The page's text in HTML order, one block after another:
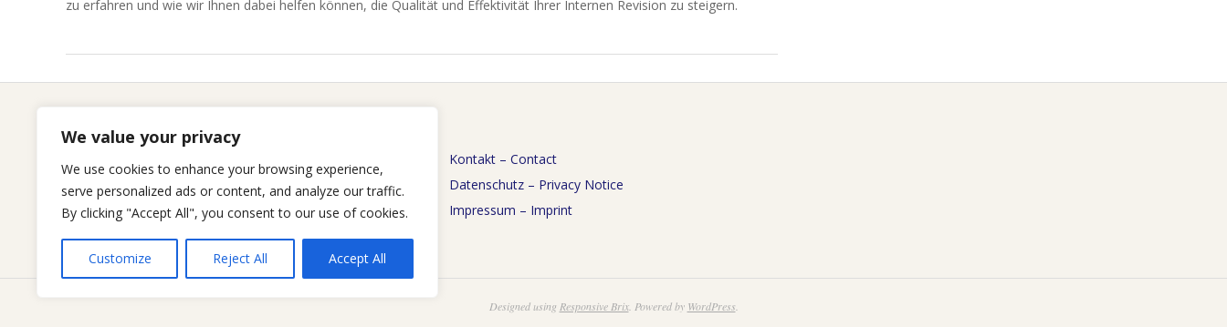
We value your privacy
We use cookies to enhance your browsing experience,
serve personalized ads or content, and analyze our traffic.
By clicking "Accept All", you consent to our use of cookies.
Customize Reject All Accept All
zu erfahren und wie wir Ihnen dabei helfen können, die Qualität und Effektivität Ihrer Internen Revision zu steigern.
Kontakt – Contact
Datenschutz – Privacy Notice
Impressum – Imprint
Designed using Responsive Brix. Powered by WordPress